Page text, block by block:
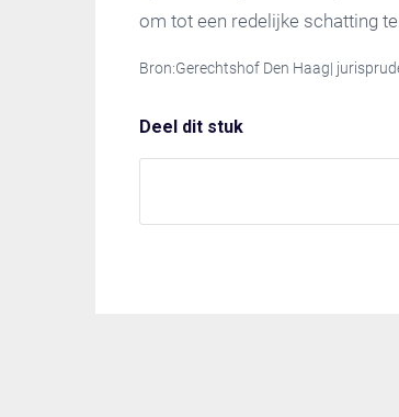
om tot een redelijke schatting
Bron:Gerechtshof Den Haag|
Deel dit stuk